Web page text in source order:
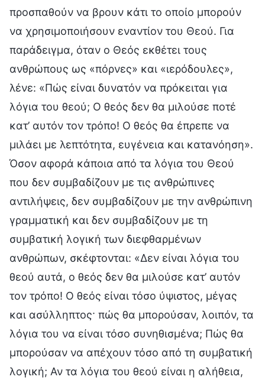
προσπαθούν να βρουν κάτι το οποίο μπορούν
να χρησιμοποιήσουν εναντίον του Θεού. Για
παράδειγμα, όταν ο Θεός εκθέτει τους
ανθρώπους ως «πόρνες» και «ιερόδουλες»,
λένε: «Πώς είναι δυνατόν να πρόκειται για
λόγια του θεού; Ο θεός δεν θα μιλούσε ποτέ
κατ’ αυτόν τον τρόπο! Ο θεός θα έπρεπε να
μιλάει με λεπτότητα, ευγένεια και κατανόηση».
Όσον αφορά κάποια από τα λόγια του Θεού
που δεν συμβαδίζουν με τις ανθρώπινες
αντιλήψεις, δεν συμβαδίζουν με την ανθρώπινη
γραμματική και δεν συμβαδίζουν με τη
συμβατική λογική των διεφθαρμένων
ανθρώπων, σκέφτονται: «Δεν είναι λόγια του
θεού αυτά, ο θεός δεν θα μιλούσε κατ’ αυτόν
τον τρόπο! Ο θεός είναι τόσο ύψιστος, μέγας
και ασύλληπτος· πώς θα μπορούσαν, λοιπόν, τα
λόγια του να είναι τόσο συνηθισμένα; Πώς θα
μπορούσαν να απέχουν τόσο από τη συμβατική
λογική; Αν τα λόγια του θεού είναι η αλήθεια,